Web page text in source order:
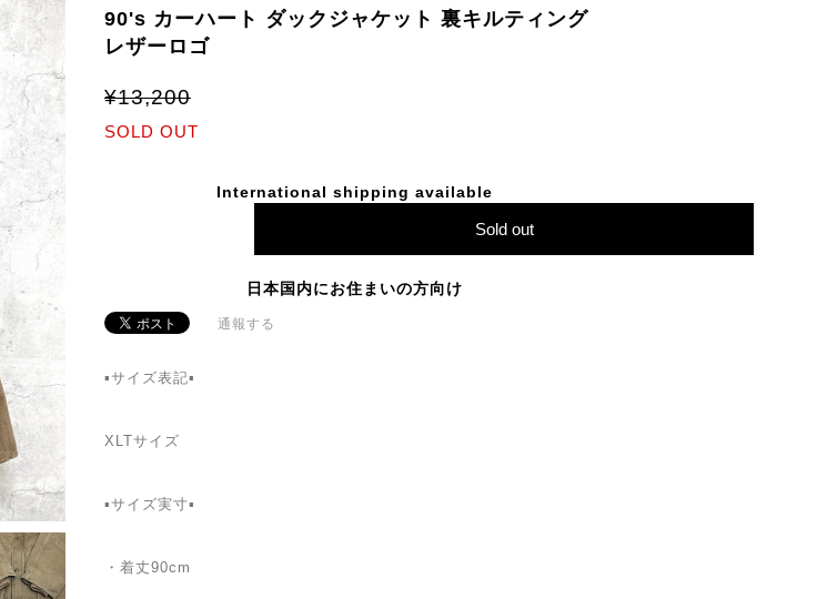
90's カーハート ダックジャケット 裏キルティング
レザーロゴ
¥13,200
SOLD OUT
International shipping available
Sold out
日本国内にお住まいの方向け
通報する
▪️サイズ表記▪️
XLTサイズ
▪️サイズ実寸▪️
・着丈90cm